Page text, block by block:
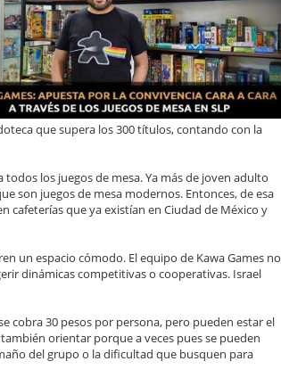
que supera los 300 títulos, contando con la
los juegos de mesa. Ya más de joven adulto
son juegos de mesa modernos. Entonces, de esa
cafeterías que ya existían en Ciudad de México y
un espacio cómodo. El equipo de Kawa Games no
dinámicas competitivas o cooperativas. Israel
cobra 30 pesos por persona, pero pueden estar el
orientar porque a veces pues se pueden
del grupo o la dificultad que busquen para